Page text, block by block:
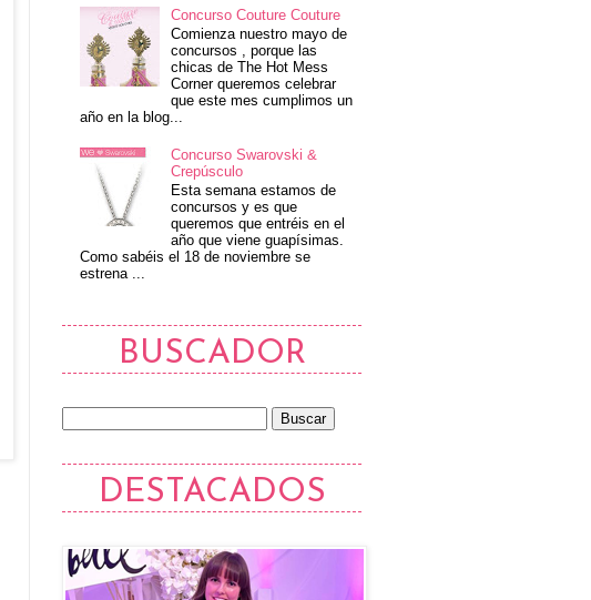
Concurso Couture Couture
Comienza nuestro mayo de
concursos , porque las
chicas de The Hot Mess
Corner queremos celebrar
que este mes cumplimos un
año en la blog...
Concurso Swarovski &
Crepúsculo
Esta semana estamos de
concursos y es que
queremos que entréis en el
año que viene guapísimas.
Como sabéis el 18 de noviembre se
estrena ...
BUSCADOR
DESTACADOS